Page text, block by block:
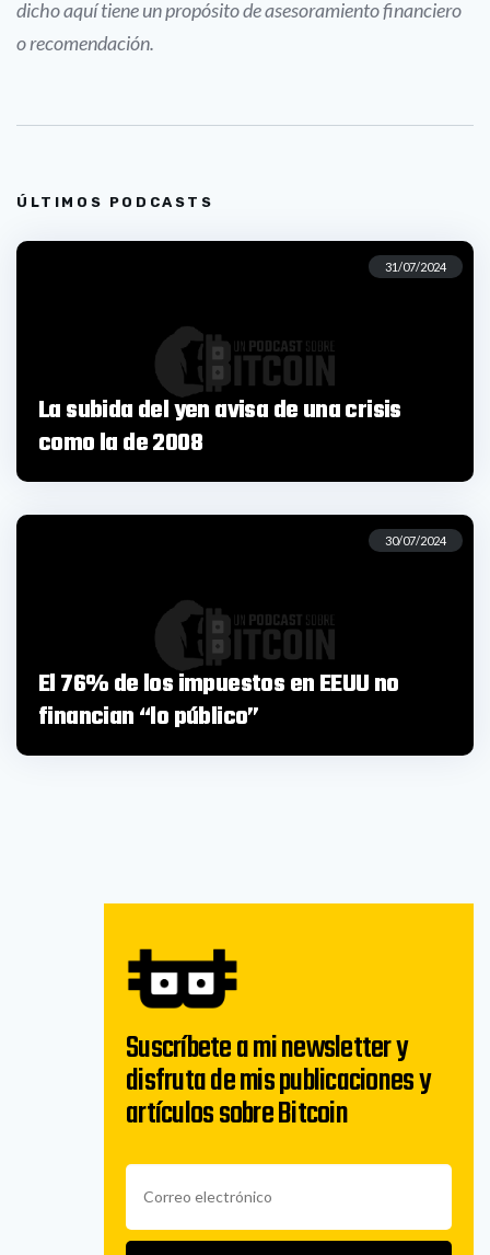
dicho aquí tiene un propósito de asesoramiento financiero
o recomendación.
ÚLTIMOS PODCASTS
31/07/2024
La subida del yen avisa de una crisis
como la de 2008
30/07/2024
El 76% de los impuestos en EEUU no
financian “lo público”
Suscríbete a mi newsletter y
disfruta de mis publicaciones y
artículos sobre Bitcoin